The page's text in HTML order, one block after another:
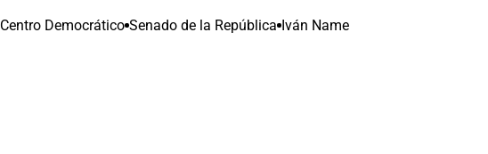
Centro Democrático Senado de la República Iván Name